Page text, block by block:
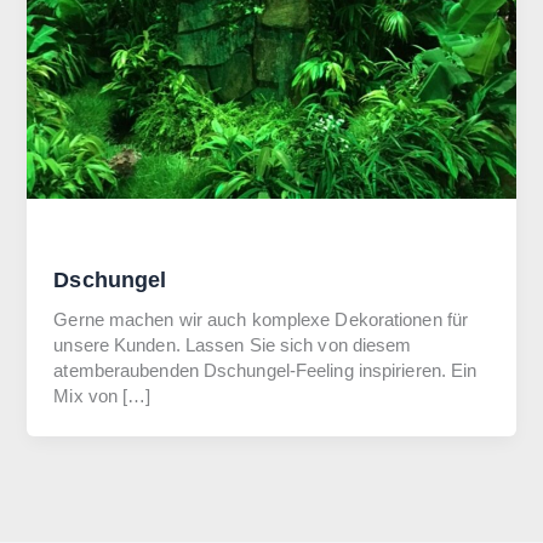
Dschungel
Gerne machen wir auch komplexe Dekorationen für
unsere Kunden. Lassen Sie sich von diesem
atemberaubenden Dschungel-Feeling inspirieren. Ein
Mix von […]